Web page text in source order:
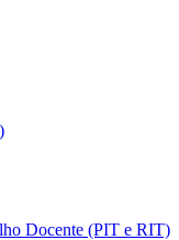
Docente (PIT e RIT)